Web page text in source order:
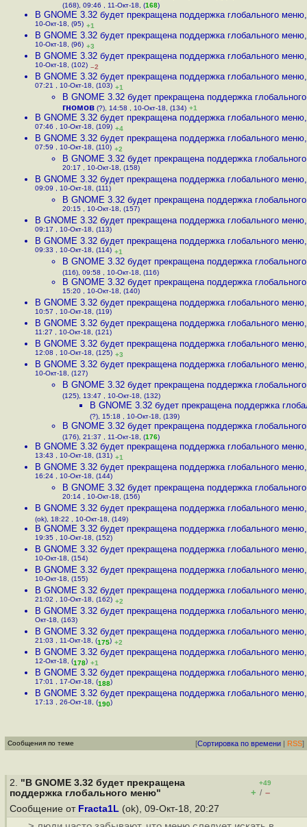
(168), 09:46 , 11-Окт-18, (168)
В GNOME 3.32 будет прекращена поддержка глобального меню
10-Окт-18, (95) +1
В GNOME 3.32 будет прекращена поддержка глобального меню
10-Окт-18, (96) +3
В GNOME 3.32 будет прекращена поддержка глобального меню
10-Окт-18, (102) –2
В GNOME 3.32 будет прекращена поддержка глобального меню
07:21 , 10-Окт-18, (103) +1
В GNOME 3.32 будет прекращена поддержка
гномов (?), 14:58 , 10-Окт-18, (134) +1
В GNOME 3.32 будет прекращена поддержка глобального меню
07:46 , 10-Окт-18, (109) +4
В GNOME 3.32 будет прекращена поддержка глобального меню
07:59 , 10-Окт-18, (110) +2
В GNOME 3.32 будет прекращена поддержка
20:17 , 10-Окт-18, (158)
В GNOME 3.32 будет прекращена поддержка глобального меню
09:09 , 10-Окт-18, (111)
В GNOME 3.32 будет прекращена поддержка
20:15 , 10-Окт-18, (157)
В GNOME 3.32 будет прекращена поддержка глобального меню
09:17 , 10-Окт-18, (113)
В GNOME 3.32 будет прекращена поддержка глобального меню
09:33 , 10-Окт-18, (114) +1
В GNOME 3.32 будет прекращена поддержка
(116), 09:58 , 10-Окт-18, (116)
В GNOME 3.32 будет прекращена поддержка
15:20 , 10-Окт-18, (140)
В GNOME 3.32 будет прекращена поддержка глобального меню
10:57 , 10-Окт-18, (119)
В GNOME 3.32 будет прекращена поддержка глобального меню
11:27 , 10-Окт-18, (121)
В GNOME 3.32 будет прекращена поддержка глобального меню
12:08 , 10-Окт-18, (125) +3
В GNOME 3.32 будет прекращена поддержка глобального меню
10-Окт-18, (127)
В GNOME 3.32 будет прекращена поддержка
(125), 13:47 , 10-Окт-18, (132)
В GNOME 3.32 будет прекращена поддержка
(?), 15:18 , 10-Окт-18, (139)
В GNOME 3.32 будет прекращена поддержка
(176), 21:37 , 11-Окт-18, (176)
В GNOME 3.32 будет прекращена поддержка глобального меню
13:43 , 10-Окт-18, (131) +1
В GNOME 3.32 будет прекращена поддержка глобального меню
16:24 , 10-Окт-18, (144)
В GNOME 3.32 будет прекращена поддержка
20:14 , 10-Окт-18, (156)
В GNOME 3.32 будет прекращена поддержка глобального меню
(ok), 18:22 , 10-Окт-18, (149)
В GNOME 3.32 будет прекращена поддержка глобального меню
19:35 , 10-Окт-18, (152)
В GNOME 3.32 будет прекращена поддержка глобального меню
10-Окт-18, (154)
В GNOME 3.32 будет прекращена поддержка глобального меню
10-Окт-18, (155)
В GNOME 3.32 будет прекращена поддержка глобального меню
21:02 , 10-Окт-18, (162) +2
В GNOME 3.32 будет прекращена поддержка глобального меню
Окт-18, (163)
В GNOME 3.32 будет прекращена поддержка глобального меню
21:03 , 11-Окт-18, (175) +2
В GNOME 3.32 будет прекращена поддержка глобального меню
12-Окт-18, (178) +1
В GNOME 3.32 будет прекращена поддержка глобального меню
17:01 , 17-Окт-18, (188)
В GNOME 3.32 будет прекращена поддержка глобального меню
17:13 , 26-Окт-18, (190)
Сообщения по теме [Сортировка по времени | RSS]
2. "В GNOME 3.32 будет прекращена
поддержка глобального меню"
+49
+ / –
Сообщение от Fracta1L (ok), 09-Окт-18, 20:27